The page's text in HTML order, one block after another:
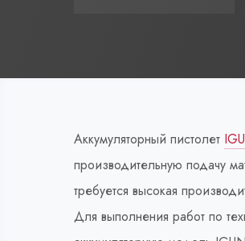
Аккумуляторный пистолет
производительную подачу
требуется высокая
Для выполнения работ по